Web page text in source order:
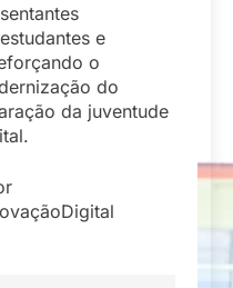
e
o
do
da juventude